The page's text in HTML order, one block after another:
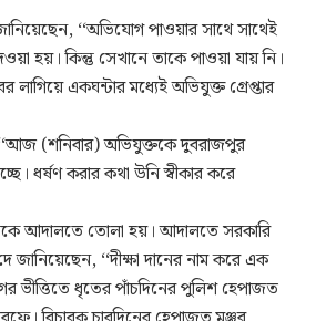
‘‘অভিযোগ পাওয়ার সাথে সাথেই
হয়। কিন্তু সেখানে তাকে পাওয়া যায় নি।
লাগিয়ে একঘন্টার মধ্যেই অভিযুক্ত গ্রেপ্তার
(শনিবার) অভিযুক্তকে দুবরাজপুর
ধর্ষণ করার কথা উনি স্বীকার করে
আদালতে তোলা হয়। আদালতে সরকারি
জানিয়েছেন, ‘‘দীক্ষা দানের নাম করে এক
ভীত্তিতে ধৃতের পাঁচদিনের পুলিশ হেপাজত